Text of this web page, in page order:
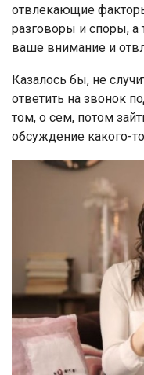
отвлекающие
разговоры и споры,
ваше внимание и
Казалось бы, не
ответить на звонок
том, о сем, потом
обсуждение какого-